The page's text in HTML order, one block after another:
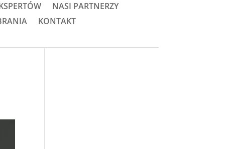
NASI PARTNERZY
KONTAKT